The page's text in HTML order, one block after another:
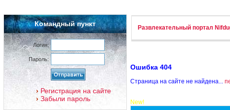
Командный пункт
Логин:
Пароль:
Регистрация на сайте
Забыли пароль
Развлекательный портал
Ошибка 404
Страница на сайте не найдена...
New!